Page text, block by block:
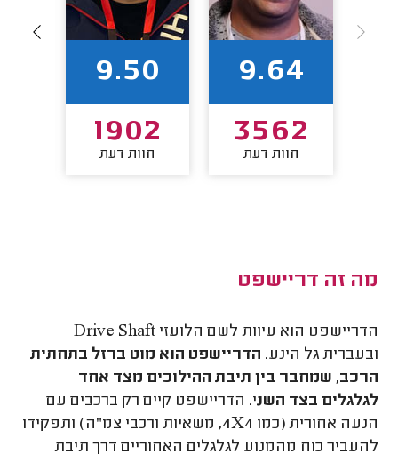
9.64
3562
חוות דעת
9.50
1902
חוות דעת
מה זה דריישפט
הדריישפט הוא עיוות לשם הלועזיDrive Shaft
ובעברית גל הינע. הדריישפט הוא מוט ברזל בתחתית
הרכב, שמחבר בין תיבת ההילוכים מצד אחד
לגלגלים בצד השני. הדריישפט קיים רק ברכבים עם
הנעה אחורית (כמו 4 X 4, משאיות ורכבי צמ"ה) ותפקידו
להעביר כוח מהמנוע לגלגלים האחוריים דרך תיבת